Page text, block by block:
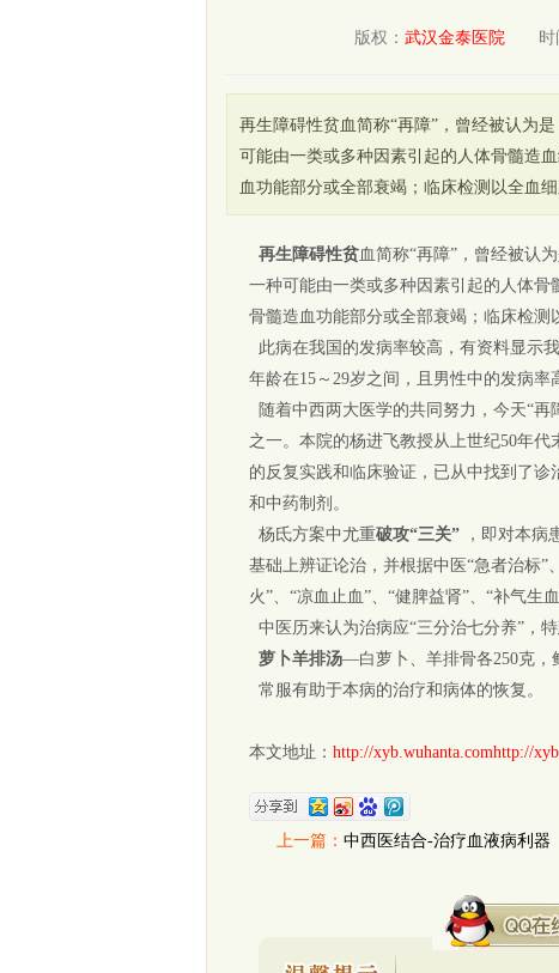
版权： 武汉金泰医院时间
再生障碍性贫血简称“再障”，曾经被认为
可能由一类或多种因素引起的人体骨髓造
血功能部分或全部衰竭；临床检测以全血
再生障碍性贫血简称“再障”，曾经被认
一种可能由一类或多种因素引起的人体
骨髓造血功能部分或全部衰竭；临床检测
此病在我国的发病率较高，有资料显示
年龄在15～29岁之间，且男性中的发病率
随着中西两大医学的共同努力，今天“再
之一。本院的杨进飞教授从上世纪50年
的反复实践和临床验证，已从中找到了
和中药制剂。
杨氐方案中尤重破攻“三关” ，即对本病
基础上辨证论治，并根据中医“急者治标”
火”、“凉血止血”、“健脾益肾”、“补气生
中医历来认为治病应“三分治七分养”，
萝卜羊排汤—白萝卜、羊排骨各250克，
常服有助于本病的治疗和病体的恢复。
本文地址： http://xyb.wuhanta.comhttp://
上一篇： 中西医结合-治疗血液病利器